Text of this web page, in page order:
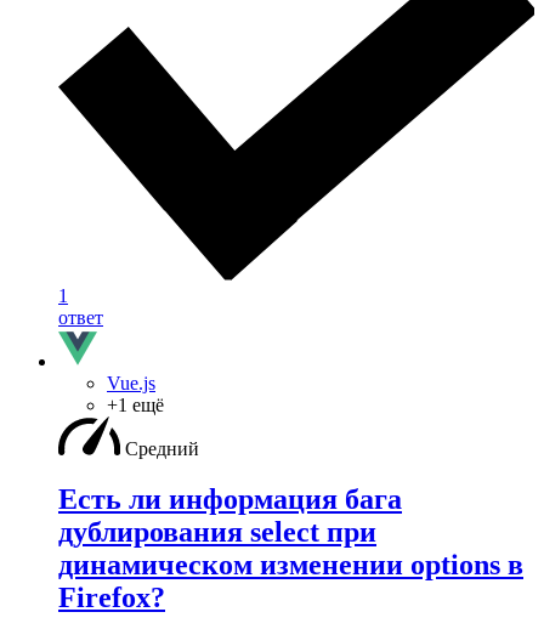
1
ответ
Vue.js
+1 ещё
Средний
Есть ли информация бага
дублирования select при
динамическом изменении options в
Firefox?